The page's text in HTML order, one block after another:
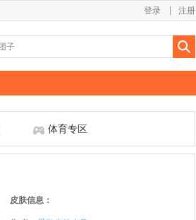
注册
登录
体育专区
皮肤信息：